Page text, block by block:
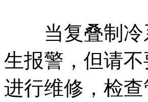
当复叠制冷
生报警，但请
进行维修，检